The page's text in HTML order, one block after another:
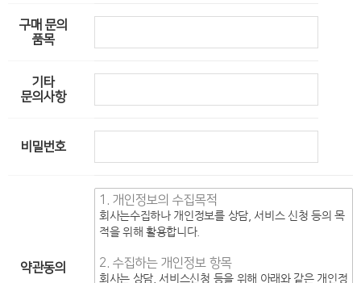
구매 문의
품목
기타
문의사항
비밀번호
약관동의
1. 개인정보의 수집목적
회사는수집하나 개인정보를 상담, 서비스 신청 등의 목
적을 위해 활용합니다.
2. 수집하는 개인정보 항목
회사는 상담, 서비스신청 등을 위해 아래와 같은 개인정